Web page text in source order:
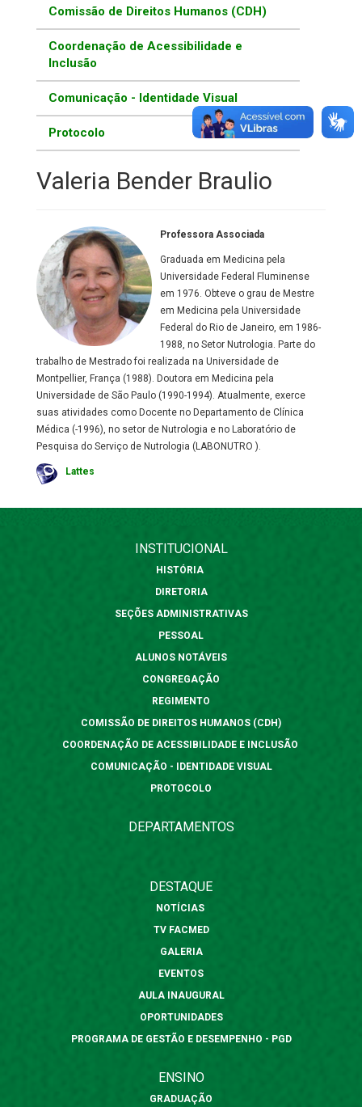
Comissão de Direitos Humanos (CDH)
Coordenação de Acessibilidade e
Inclusão
Comunicação - Identidade Visual
Protocolo
Valeria Bender Braulio
Professora Associada
Graduada em Medicina pela
Universidade Federal Fluminense
em 1976. Obteve o grau de Mestre
em Medicina pela Universidade
Federal do Rio de Janeiro, em 1986-
1988, no Setor Nutrologia. Parte do
trabalho de Mestrado foi realizada na Universidade de
Montpellier, França (1988). Doutora em Medicina pela
Universidade de São Paulo (1990-1994). Atualmente, exerce
suas atividades como Docente no Departamento de Clínica
Médica (-1996), no setor de Nutrologia e no Laboratório de
Pesquisa do Serviço de Nutrologia (LABONUTRO ).
Lattes
INSTITUCIONAL
HISTÓRIA
DIRETORIA
SEÇÕES ADMINISTRATIVAS
PESSOAL
ALUNOS NOTÁVEIS
CONGREGAÇÃO
REGIMENTO
COMISSÃO DE DIREITOS HUMANOS (CDH)
COORDENAÇÃO DE ACESSIBILIDADE E INCLUSÃO
COMUNICAÇÃO - IDENTIDADE VISUAL
PROTOCOLO
DEPARTAMENTOS
DESTAQUE
NOTÍCIAS
TV FACMED
GALERIA
EVENTOS
AULA INAUGURAL
OPORTUNIDADES
PROGRAMA DE GESTÃO E DESEMPENHO - PGD
ENSINO
GRADUAÇÃO